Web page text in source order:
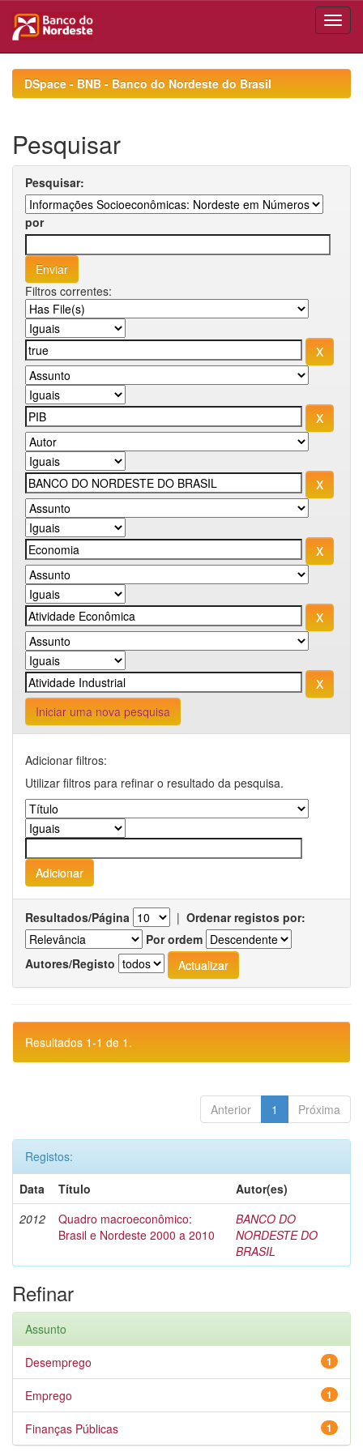
navigationDSpace - BNB - Banco do Nordeste do Brasil
Pesquisar
Pesquisar:
por
Filtros correntes:
Iniciar uma nova pesquisa
Adicionar filtros:
Utilizar filtros para refinar o resultado da pesquisa.
Resultados/Página | Ordenar registos por:
Por ordem
Autores/Registo
Resultados 1-1 de 1.
Anterior 1 Próxima
Registos:
Data
Título
Autor(es)
2012
Quadro macroeconômico:
Brasil e Nordeste 2000 a 2010
BANCO DO
NORDESTE DO
BRASIL
Refinar
Assunto
1
Desemprego
1
Emprego
1
Finanças Públicas